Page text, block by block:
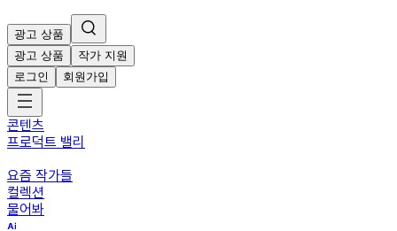
광고 상품
광고 상품
작가 지원
로그인
회원가입
콘텐츠
프로덕트 밸리
요즘 작가들
컬렉션
물어봐